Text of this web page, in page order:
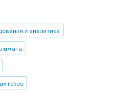
и аналитика
газов